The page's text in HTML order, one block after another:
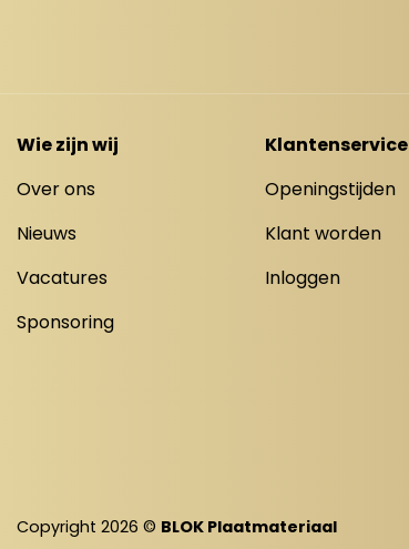
Wie zijn wij
Over ons
Nieuws
Vacatures
Sponsoring
Klantenservice
Openingstijden
Klant worden
Inloggen
Copyright 2026 © BLOK Plaatmateriaal